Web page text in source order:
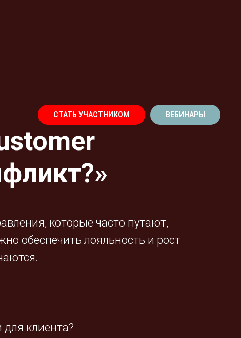
СТАТЬ УЧАСТНИКОМ ВЕБИНАРЫ
которые часто путают,
обеспечить лояльность и рост
для клиента?